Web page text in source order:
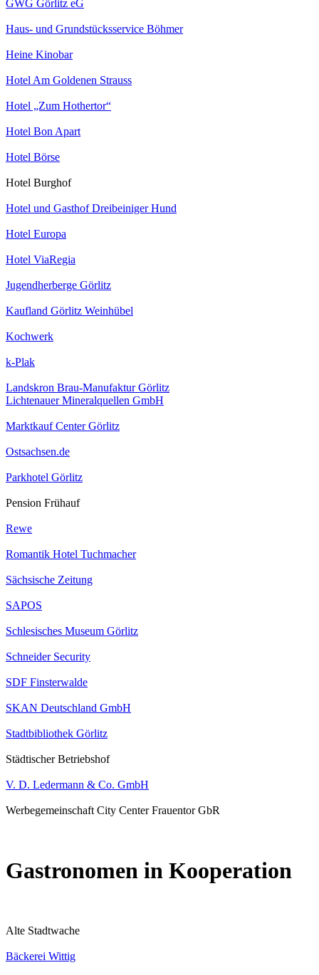
GWG Görlitz eG
Haus- und Grundstücksservice Böhmer
Heine Kinobar
Hotel Am Goldenen Strauss
Hotel „Zum Hothertor“
Hotel Bon Apart
Hotel Börse
Hotel Burghof
Hotel und Gasthof Dreibeiniger Hund
Hotel Europa
Hotel ViaRegia
Jugendherberge Görlitz
Kaufland Görlitz Weinhübel
Kochwerk
k-Plak
Landskron Brau-Manufaktur Görlitz
Lichtenauer Mineralquellen GmbH
Marktkauf Center Görlitz
Ostsachsen.de
Parkhotel Görlitz
Pension Frühauf
Rewe
Romantik Hotel Tuchmacher
Sächsische Zeitung
SAPOS
Schlesisches Museum Görlitz
Schneider Security
SDF Finsterwalde
SKAN Deutschland GmbH
Stadtbibliothek Görlitz
Städtischer Betriebshof
V. D. Ledermann & Co. GmbH
Werbegemeinschaft City Center Frauentor GbR
Gastronomen in Kooperation
Alte Stadtwache
Bäckerei Wittig